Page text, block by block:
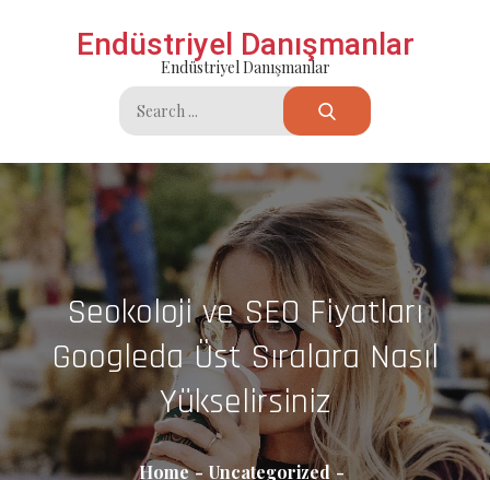
Endüstriyel Danışmanlar
Endüstriyel Danışmanlar
Search
for:
Seokoloji ve SEO Fiyatları
Googleda Üst Sıralara Nasıl
Yükselirsiniz
Home
Uncategorized